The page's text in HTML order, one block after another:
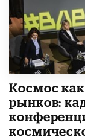
Космос
рынков: